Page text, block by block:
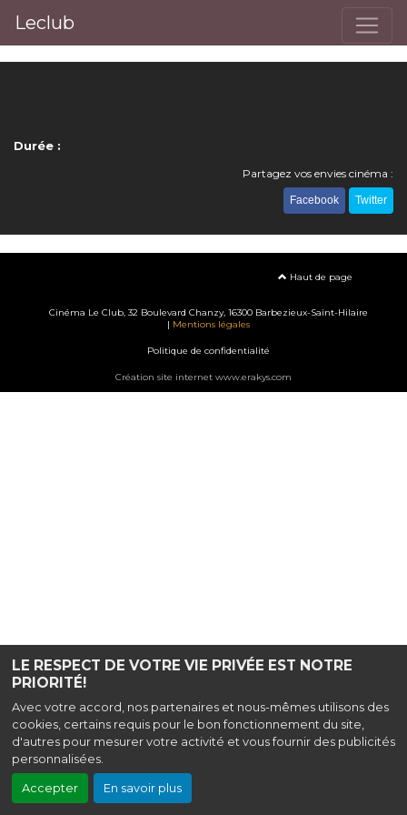
LE RESPECT DE VOTRE VIE PRIVÉE EST NOTRE
PRIORITÉ!
Avec votre accord, nos partenaires et nous-mêmes utilisons des
cookies, certains requis pour le bon fonctionnement du site,
d'autres pour mesurer votre activité et vous fournir des publicités
personnalisées.
Accepter En savoir plus
Leclub
Durée :
Partagez vos envies cinéma :
Facebook Twitter
Haut de page
Cinéma Le Club, 32 Boulevard Chanzy, 16300 Barbezieux-Saint-Hilaire
| Mentions légales
Politique de confidentialité
Création site internet www.erakys.com